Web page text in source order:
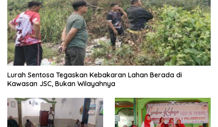
Lurah Sentosa Tegaskan Kebakaran Lahan Berada di
Kawasan JSC, Bukan Wilayahnya